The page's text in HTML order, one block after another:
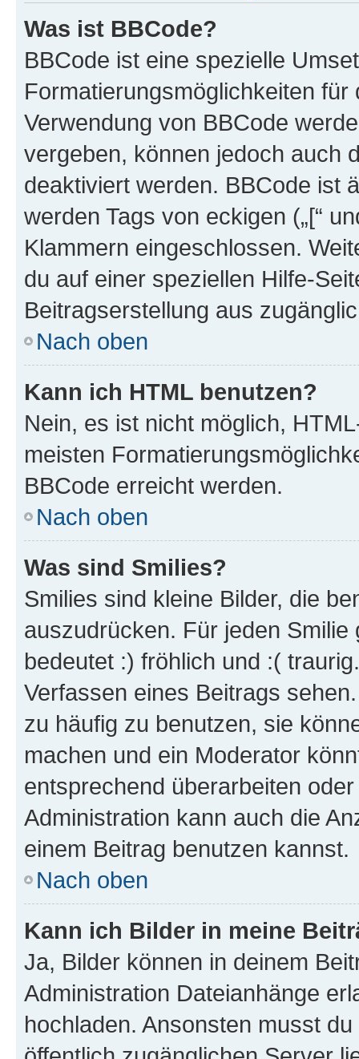
Was ist BBCode?
BBCode ist eine spezielle
Formatierungsmöglichkeiten
Verwendung von BBCode
vergeben, können jedoch auch
deaktiviert werden. BBCode ist
werden Tags von eckigen („[“
Klammern eingeschlossen.
du auf einer speziellen Hilfe-
Beitragserstellung aus
Nach oben
Kann ich HTML benutzen?
Nein, es ist nicht möglich,
meisten
BBCode erreicht werden.
Nach oben
Was sind Smilies?
Smilies sind kleine Bilder, die
auszudrücken. Für jeden
bedeutet :) fröhlich und :(
Verfassen eines Beitrags
zu häufig zu benutzen, sie
machen und ein Moderator
entsprechend überarbeiten
Administration kann auch die
einem Beitrag benutzen kannst.
Nach oben
Kann ich Bilder in meine
Ja, Bilder können in deinem
Administration Dateianhänge
hochladen. Ansonsten musst